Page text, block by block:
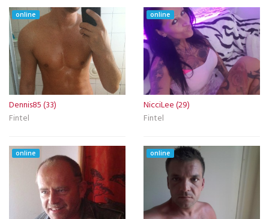
online
Dennis85 (33)
Fintel
online
NicciLee (29)
Fintel
online online